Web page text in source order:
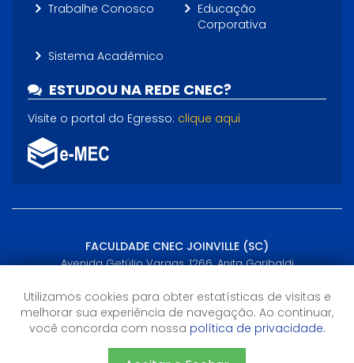
Trabalhe Conosco
Educação
Corporativa
Sistema Acadêmico
ESTUDOU NA REDE CNEC?
Visite o portal do Egresso: clique aqui
FACULDADE CNEC JOINVILLE (SC)
Avenida Getúlio Vargas, 1266, Anita Garibaldi
Horário de Atendimento
Segunda a Sexta-feira: 8h às 18h
Utilizamos cookies para obter estatísticas de visitas e
melhorar sua experiência de navegação. Ao continuar,
você concorda com nossa política de privacidade.